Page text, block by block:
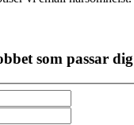
som passar dig